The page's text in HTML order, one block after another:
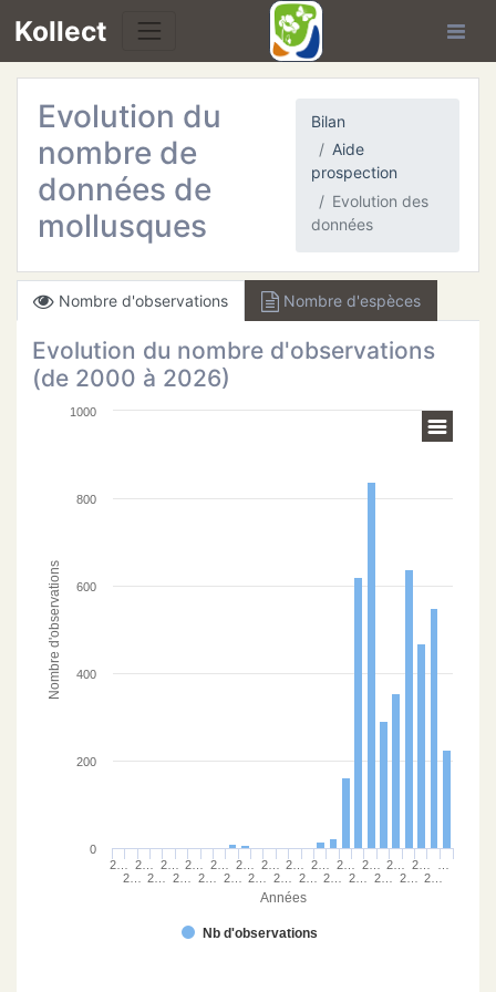
Kollect
Evolution du
nombre de
données de
mollusques
Bilan
Aide
prospection
Evolution des
données
Nombre d'observations Nombre d'espèces
Evolution du nombre d'observations
(de 2000 à 2026)
Années
Nombre d'observations
Nb d'observations
2…
2…
2…
2…
2…
2…
2…
2…
2…
2…
2…
2…
2…
2…
2…
2…
2…
2…
2…
2…
2…
2…
2…
2…
2…
2…
0
200
400
600
800
1000